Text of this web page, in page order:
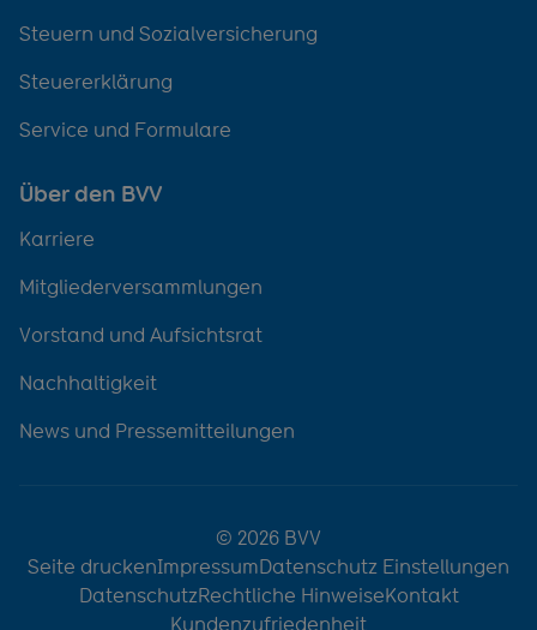
Steuern und Sozialversicherung
Steuererklärung
Service und Formulare
Über den BVV
Karriere
Mitgliederversammlungen
Vorstand und Aufsichtsrat
Nachhaltigkeit
News und Pressemitteilungen
© 2026 BVV
Seite druckenImpressumDatenschutz Einstellungen
DatenschutzRechtliche HinweiseKontakt
Kundenzufriedenheit